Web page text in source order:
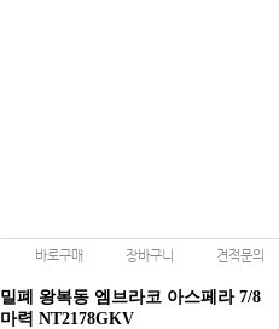
바로구매 장바구니 견적문의
밀폐 왕복동 엠브라코 아스페라 7/8
마력 NT2178GKV